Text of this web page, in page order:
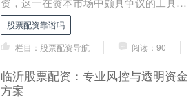
正吸引着越来越多投资者的目光。然而，
如何在追求收益的....
股票配资靠谱吗
栏目：股票配资导航
阅读：90
临沂股票配资：专业风控与透明资金
方案